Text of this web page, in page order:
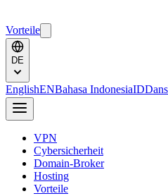
Vorteile
DE
EnglishENBahasa IndonesiaID
VPN
Cybersicherheit
Domain-Broker
Hosting
Vorteile